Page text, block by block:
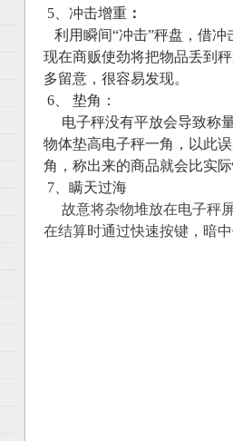
5、冲击增重 ：
利用瞬间“冲击”秤盘，借
现在商贩使劲将把物品丢到
多留意，很容易发现。
6、 垫角：
电子秤没有平放会导致称
物体垫高电子秤一角，以此
角，称出来的商品就会比实
7、瞒天过海
故意将杂物堆放在电子秤
在结算时通过快速按键，暗